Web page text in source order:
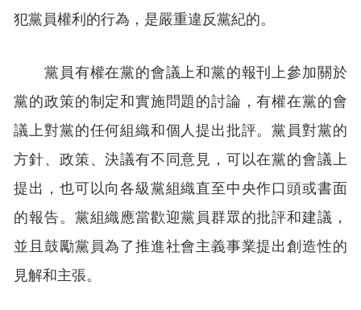
犯黨員權利的行為，是嚴重違反黨紀的。
黨員有權在黨的會議上和黨的報刊上參加關於
黨的政策的制定和實施問題的討論，有權在黨的會
議上對黨的任何組織和個人提出批評。黨員對黨的
方針、政策、決議有不同意見，可以在黨的會議上
提出，也可以向各級黨組織直至中央作口頭或書面
的報告。黨組織應當歡迎黨員群眾的批評和建議，
並且鼓勵黨員為了推進社會主義事業提出創造性的
見解和主張。